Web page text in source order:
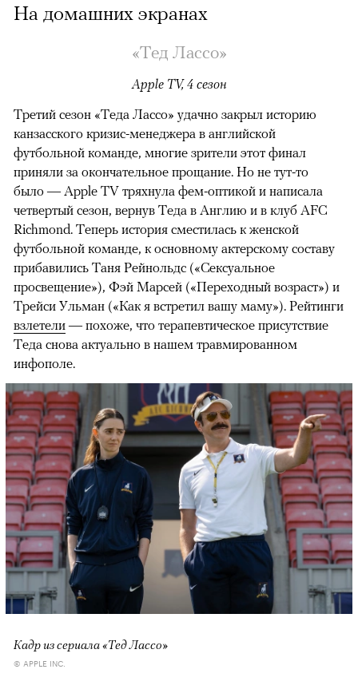
На домашних экранах
«Тед Лассо»
Apple TV, 4 сезон
00:00 / 00:00
Третий сезон «Теда Лассо» удачно закрыл историю
канзасского кризис-менеджера в английской
футбольной команде, многие зрители этот финал
приняли за окончательное прощание. Но не тут-то
было — Apple TV тряхнула фем-оптикой и написала
четвертый сезон, вернув Теда в Англию и в клуб AFC
Richmond. Теперь история сместилась к женской
футбольной команде, к основному актерскому составу
прибавились Таня Рейнольдс («Сексуальное
просвещение»), Фэй Марсей («Переходный возраст») и
Трейси Ульман («Как я встретил вашу маму»). Рейтинги
взлетели — похоже, что терапевтическое присутствие
Теда снова актуально в нашем травмированном
инфополе.
Кадр из сериала «Тед Лассо»
© APPLE INC.